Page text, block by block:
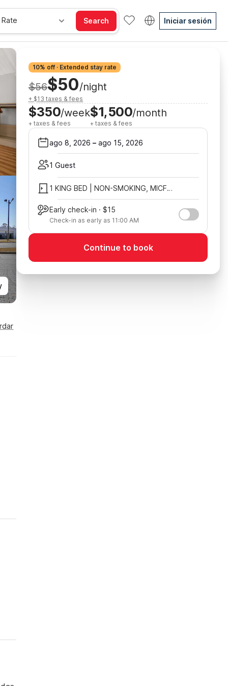
Search Iniciar sesión
10% off · Extended stay rate
$56$50/night
+ $13 taxes & fees
$350/week
+ taxes & fees
$1,500/month
+ taxes & fees
ago 8, 2026 – ago 15, 2026
1 Guest
1 KING BED | NON-SMOKING, MICFRIDGE
Early check-in · $15
Check-in as early as 11:00 AM
Continue to book